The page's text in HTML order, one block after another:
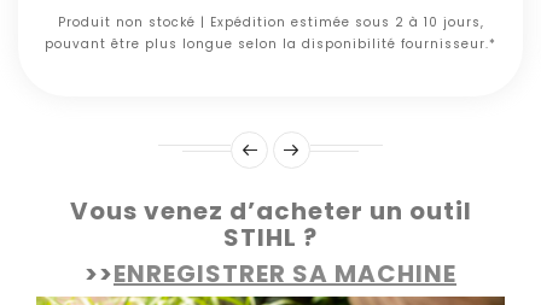
Produit non stocké | Expédition estimée sous 2 à 10 jours,
pouvant être plus longue selon la disponibilité fournisseur.*
Vous venez d’acheter un outil
STIHL ?
>>ENREGISTRER SA MACHINE